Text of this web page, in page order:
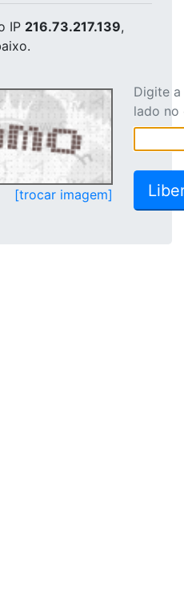
IP 216.73.217.139,
[trocar imagem]
Digite
lado no